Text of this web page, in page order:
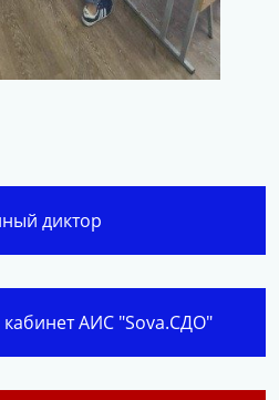
диктор
АИС "Sova.СДО"